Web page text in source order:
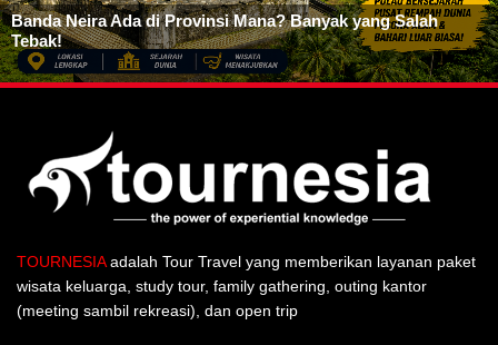
Banda Neira Ada di Provinsi Mana? Banyak yang Salah
Tebak!
TOURNESIAadalah Tour Travel yang memberikan layanan paket
wisata keluarga, study tour, family gathering, outing kantor
(meeting sambil rekreasi), dan open trip